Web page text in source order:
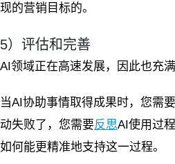
现的营销目标的。
5）评估和完善
AI领域正在高速发展，因此也充
当AI协助事情取得成果时，您需
动失败了，您需要反思AI使用过
如何能更精准地支持这一过程。